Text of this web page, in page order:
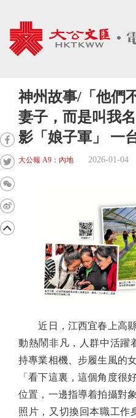
神州故事/「他們
妻子，而是叫我
影「娘子軍」 一
大公報 A9：內地 2026-01-04
近日，江西宜春上高縣
動熱鬧非凡，人群中活躍
持專業相機、步履生風的
「看下這裏，這個角度很
位置，一邊指導着拍攝對
照片，又切換回本職工作